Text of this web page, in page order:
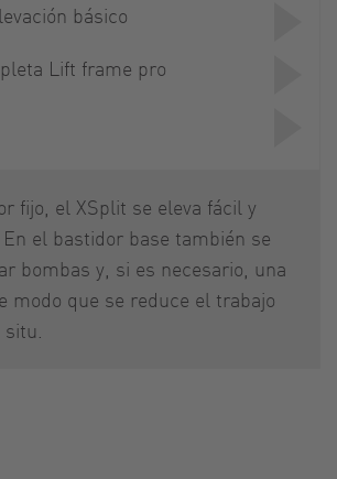
básico
Lift frame pro
fijo, el XSplit se eleva fácil y
el bastidor base también se
bombas y, si es necesario, una
modo que se reduce el trabajo